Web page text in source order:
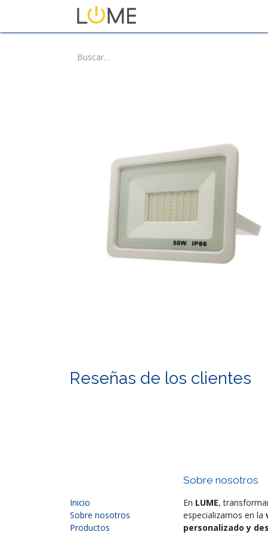
Reseñas de los clientes
Inicio
Sobre nosotros
Productos
Sobre nosotros
En LUME,
especializamos en la
personalizado y